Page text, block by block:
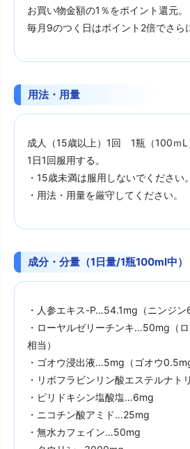
お買い物金額の1％をポイント還元。
毎月9のつく日はポイント2倍でさら
用法・用量
成人（15歳以上）1回 1瓶（100ｍL
1日1回服用する。
・15歳未満は服用しないでください。
・用法・用量を厳守してください。
成分・分量（1日量/1瓶100ml中）
・人参エキス-P…54.1mg（ニンジン
・ローヤルゼリーチンキ…50mg（
相当）
・ゴオウ浸出液…5mg（ゴオウ
・リボフラビンリン酸エステルナ
・ピリドキシン塩酸塩…6mg
・ニコチン酸アミド…25mg
・無水カフェイン…50mg